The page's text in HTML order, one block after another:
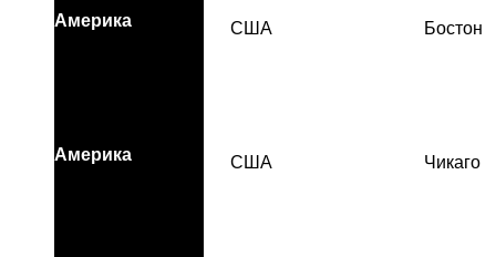
Америка США Бостон
Америка США Чикаго